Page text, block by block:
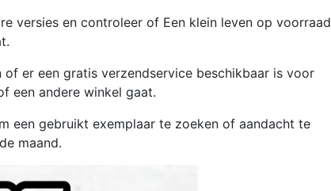
versies en controleer of Een klein leven op voorraad
er een gratis verzendservice beschikbaar is voor
een andere winkel gaat.
een gebruikt exemplaar te zoeken of aandacht te
maand.